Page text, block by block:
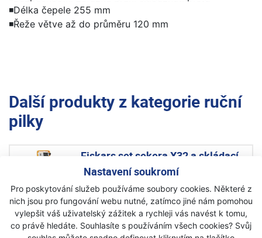
Nastavení soukromí
Pro poskytování služeb používáme soubory cookies. Některé z
nich jsou pro fungování webu nutné, zatímco jiné nám pomohou
vylepšit váš uživatelský zážitek a rychleji vás navést k tomu,
co právě hledáte. Souhlasíte s používáním všech cookies? Svůj
◾Délka čepele 255 mm
◾Řeže větve až do průměru 120 mm
Další produkty z kategorie ruční
pilky
Fiskars set sekera X32 a skládací
pilka SW68 1075435
Akce
Skladem
3 000 Kč
2 299 Kč s DPH